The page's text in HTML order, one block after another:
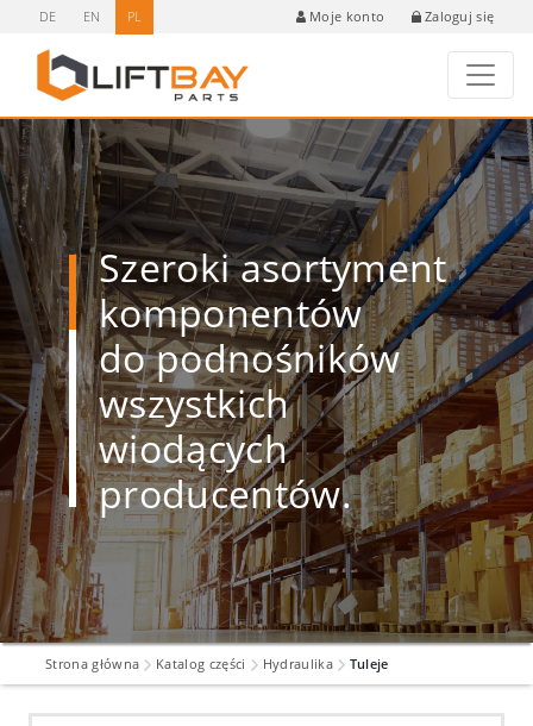
DE EN PL Moje konto Zaloguj się
Szeroki asortyment
komponentów
do podnośników
wszystkich
wiodących
producentów.
Strona główna Katalog części Hydraulika Tuleje